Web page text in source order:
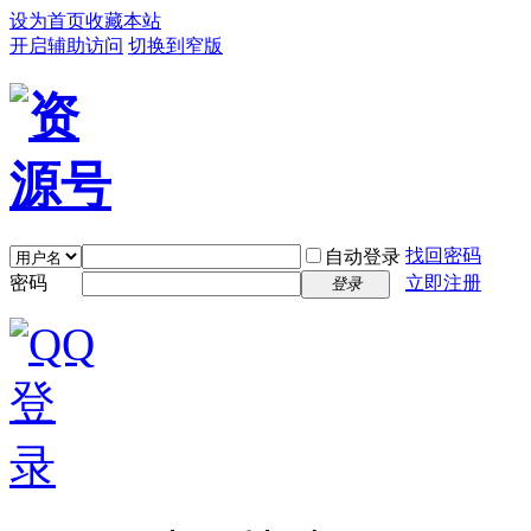
设为首页收藏本站
开启辅助访问 切换到窄版
自动登录 找回密码
密码
登录 立即注册